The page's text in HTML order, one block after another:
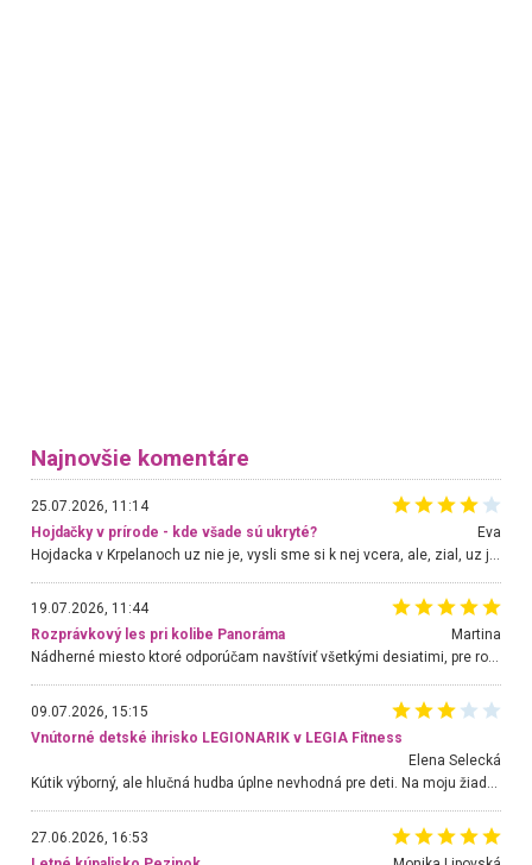
Najnovšie komentáre
25.07.2026, 11:14
Hojdačky v prírode - kde všade sú ukryté?
Eva
19.07.2026, 11:44
Rozprávkový les pri kolibe Panoráma
Martina
Nádherné miesto ktoré odporúčam navštíviť všetkými desiatimi, pre rodiny s deťmi, dôchodcom... Proste a jednoducho ozaj rozprávkový les.. určite ešte prídeme. Odniesli sme si na pamiatku krásne tričká,
09.07.2026, 15:15
Vnútorné detské ihrisko LEGIONARIK v LEGIA Fitness
Elena Selecká
Kútik výborný, ale hlučná hudba úplne nevhodná pre deti. Na moju žiadosť o aspoň sušenie nereagovali.
27.06.2026, 16:53